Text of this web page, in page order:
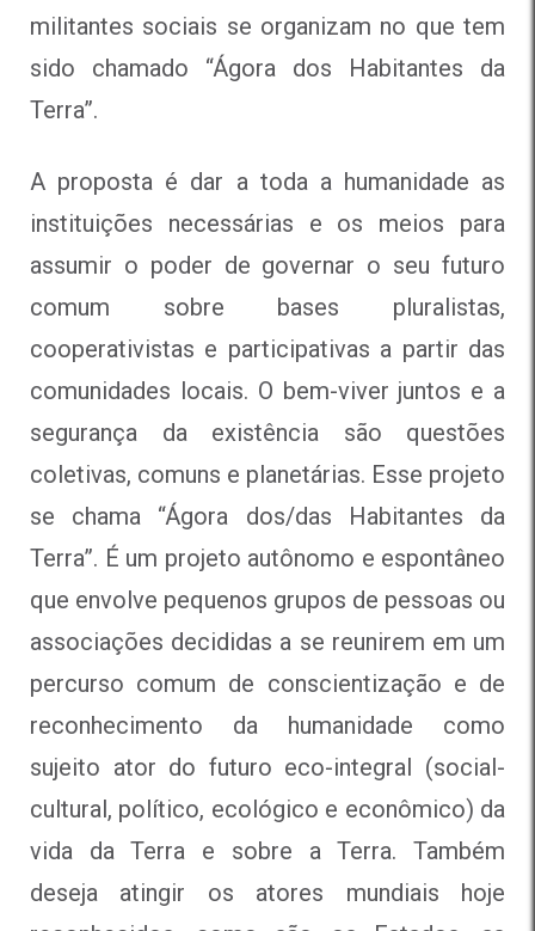
militantes sociais se organizam no que tem
sido chamado “Ágora dos Habitantes da
Terra”.
A proposta é dar a toda a humanidade as
instituições necessárias e os meios para
assumir o poder de governar o seu futuro
comum sobre bases pluralistas,
cooperativistas e participativas a partir das
comunidades locais. O bem-viver juntos e a
segurança da existência são questões
coletivas, comuns e planetárias. Esse projeto
se chama “Ágora dos/das Habitantes da
Terra”. É um projeto autônomo e espontâneo
que envolve pequenos grupos de pessoas ou
associações decididas a se reunirem em um
percurso comum de conscientização e de
reconhecimento da humanidade como
sujeito ator do futuro eco-integral (social-
cultural, político, ecológico e econômico) da
vida da Terra e sobre a Terra. Também
deseja atingir os atores mundiais hoje